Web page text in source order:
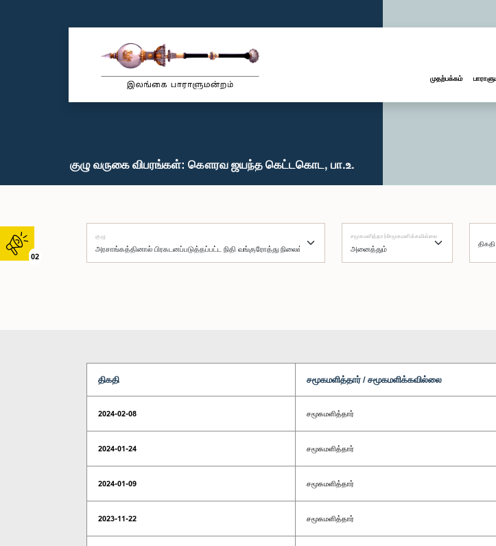
02
முதற்பக்கம்
குழு வருகை விபரங்கள்: கௌரவ ஜயந்த கெட்டகொட, பா.உ.
குழு சமூகமளித்தார்/சமூகமளிக்கவில்லை
திகதி சமூகமளித்தார் / சமூகமளிக்கவில்லை
2024-02-08 சமூகமளித்தார்
2024-01-24 சமூகமளித்தார்
2024-01-09 சமூகமளித்தார்
2023-11-22 சமூகமளித்தார்